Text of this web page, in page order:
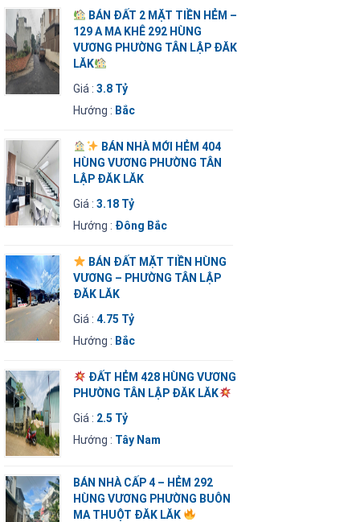
BÁN ĐẤT 2 MẶT TIỀN HẺM –
129 A MA KHÊ 292 HÙNG
VƯƠNG PHƯỜNG TÂN LẬP ĐĂK
LĂK
Giá :3.8 Tỷ
Hướng : Bắc
BÁN NHÀ MỚI HẺM 404
HÙNG VƯƠNG PHƯỜNG TÂN
LẬP ĐĂK LĂK
Giá :3.18 Tỷ
Hướng : Đông Bắc
BÁN ĐẤT MẶT TIỀN HÙNG
VƯƠNG – PHƯỜNG TÂN LẬP
ĐĂK LĂK
Giá :4.75 Tỷ
Hướng : Bắc
ĐẤT HẺM 428 HÙNG VƯƠNG
PHƯỜNG TÂN LẬP ĐĂK LĂK
Giá : 2.5 Tỷ
Hướng : Tây Nam
BÁN NHÀ CẤP 4 – HẺM 292
HÙNG VƯƠNG PHƯỜNG BUÔN
MA THUỘT ĐĂK LĂK